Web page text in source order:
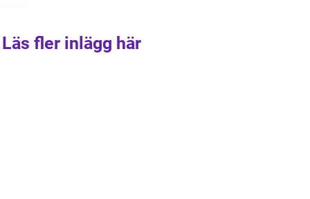
Läs fler inlägg här